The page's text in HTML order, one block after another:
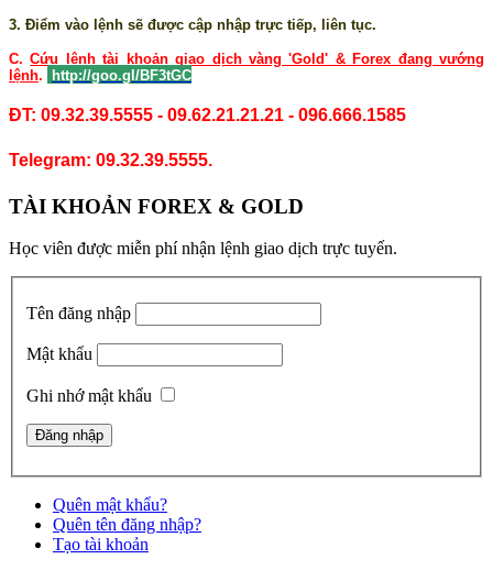
3. Điểm vào lệnh sẽ được cập nhập trực tiếp, liên tục.
C.Cứu lệnh tài khoản giao dịch vàng 'Gold' & Forex đang vướng
lệnh. http://goo.gl/BF3tGC
ĐT: 09.32.39.5555 - 09.62.21.21.21 - 096.666.1585
Telegram: 09.32.39.5555.
TÀI KHOẢN FOREX & GOLD
Học viên được miễn phí nhận lệnh giao dịch trực tuyến.
Tên đăng nhập
Mật khẩu
Ghi nhớ mật khẩu
Quên mật khẩu?
Quên tên đăng nhập?
Tạo tài khoản